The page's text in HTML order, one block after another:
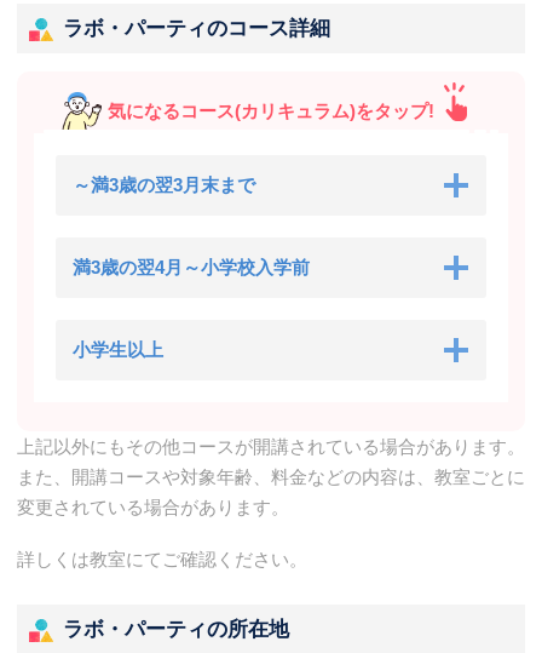
ラボ・パーティのコース詳細
気になるコース(カリキュラム)をタップ!
～満3歳の翌3月末まで
満3歳の翌4月～小学校入学前
小学生以上
上記以外にもその他コースが開講されている場合があります。
また、開講コースや対象年齢、料金などの内容は、教室ごとに
変更されている場合があります。
詳しくは教室にてご確認ください。
ラボ・パーティの所在地